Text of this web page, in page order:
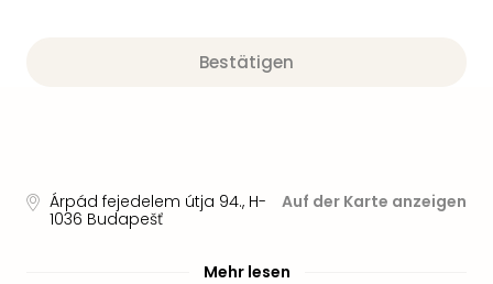
Bestätigen
Árpád fejedelem útja 94., H-
1036 Budapešť
Auf der Karte anzeigen
Mehr lesen